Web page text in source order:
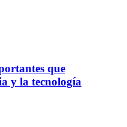
que
y la tecnología